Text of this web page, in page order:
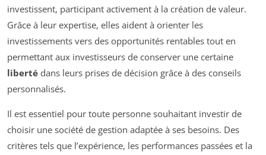
investissent, participant activement à la création de valeur.
Grâce à leur expertise, elles aident à orienter les
investissements vers des opportunités rentables tout en
permettant aux investisseurs de conserver une certaine
liberté dans leurs prises de décision grâce à des conseils
personnalisés.
Il est essentiel pour toute personne souhaitant investir de
choisir une société de gestion adaptée à ses besoins. Des
critères tels que l’expérience, les performances passées et la